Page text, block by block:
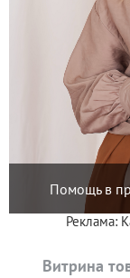
Помощь в
Реклама:
Витрина